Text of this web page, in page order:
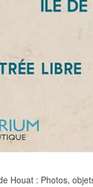
Houat : Photos,